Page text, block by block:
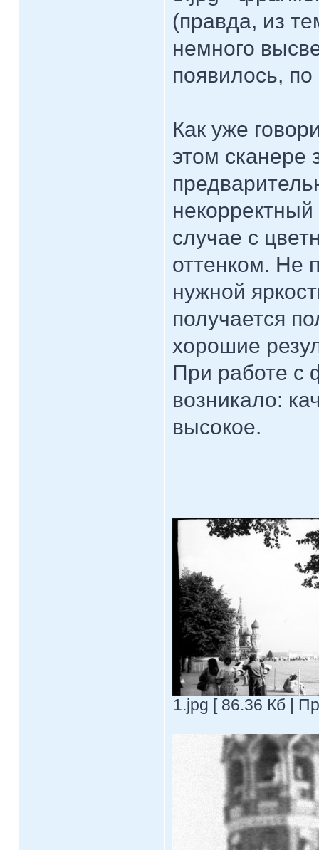
(правда, из
немного
появилось,
Как уже
этом сканере
случае с
оттенком. Не
нужной
получается
хорошие
При работе с
возникало:
высокое.
1.jpg [ 86.36 Кб |